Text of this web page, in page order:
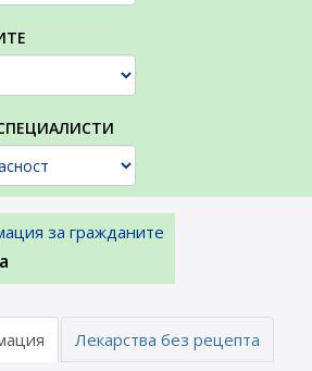
за гражданите
Лекарства без рецепта